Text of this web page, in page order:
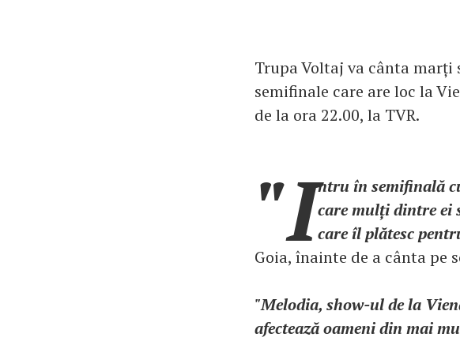
Trupa Voltaj va cânta marți
semifinale care are loc la
de la ora 22.00, la TVR.
"Intru în semifinală
care mulți dintre ei
care îl plătesc
Goia, înainte de a cânta pe
"Melodia, show-ul de la
afectează oameni din mai